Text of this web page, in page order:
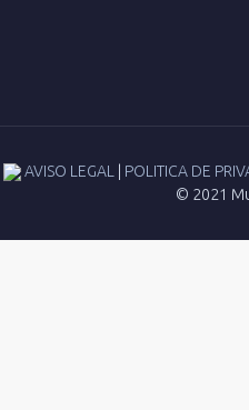
AVISO LEGAL POLITICA DE
© 2021